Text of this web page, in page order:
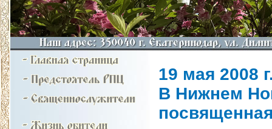
19 мая 2008
В Нижнем